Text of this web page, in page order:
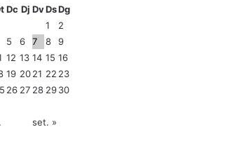
Dc Dj DvDsDg
1
2
5 6 7 8
9
12 13 14 15 16
19 2021 22 23
26 27 28 2930
set. »